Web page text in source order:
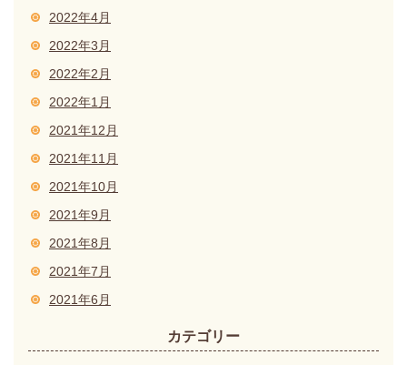
2022年4月
2022年3月
2022年2月
2022年1月
2021年12月
2021年11月
2021年10月
2021年9月
2021年8月
2021年7月
2021年6月
カテゴリー